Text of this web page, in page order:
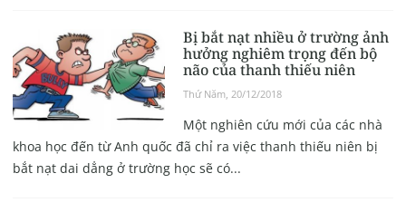
Bị bắt nạt nhiều ở trường ảnh
hưởng nghiêm trọng đến bộ
não của thanh thiếu niên
Thứ Năm, 20/12/2018
Một nghiên cứu mới của các nhà
khoa học đến từ Anh quốc đã chỉ ra việc thanh thiếu niên bị
bắt nạt dai dẳng ở trường học sẽ có...